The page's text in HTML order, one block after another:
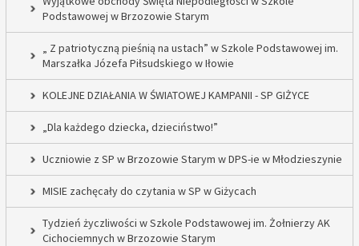
Podstawowej w Brzozowie Starym
„ Z patriotyczną pieśnią na ustach” w Szkole Podstawowej im.
Marszałka Józefa Piłsudskiego w Iłowie
KOLEJNE DZIAŁANIA W ŚWIATOWEJ KAMPANII - SP GIŻYCE
„Dla każdego dziecka, dzieciństwo!”
Uczniowie z SP w Brzozowie Starym w DPS-ie w Młodzieszynie
MISIE zachęcały do czytania w SP w Giżycach
Tydzień życzliwości w Szkole Podstawowej im. Żołnierzy AK
Cichociemnych w Brzozowie Starym